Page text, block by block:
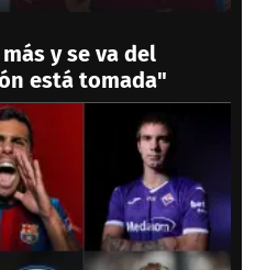
y se va del
está tomada"